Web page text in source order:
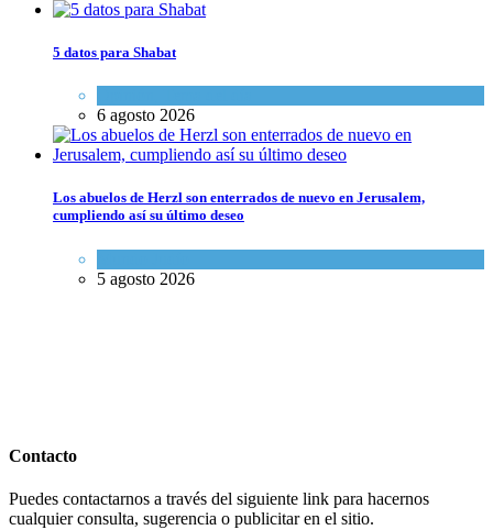
5 datos para Shabat
6 agosto 2026
Los abuelos de Herzl son enterrados de nuevo en Jerusalem,
cumpliendo así su último deseo
5 agosto 2026
Contacto
Puedes contactarnos a través del siguiente link para hacernos
cualquier consulta, sugerencia o publicitar en el sitio.